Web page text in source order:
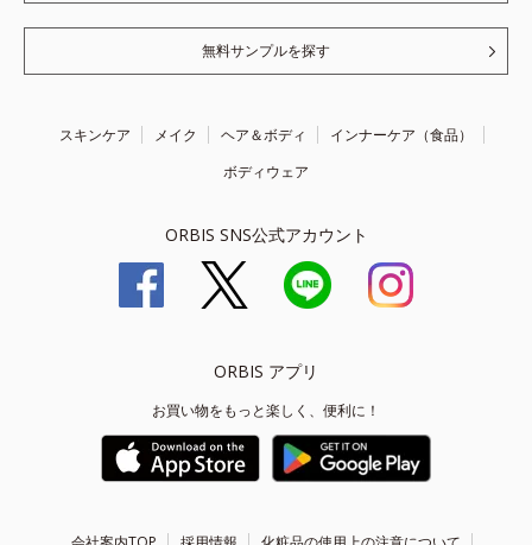
無料サンプルを探す
スキンケア メイク ヘア＆ボディ
インナーケア（食品）
ボディウェア
ORBIS SNS公式アカウント
ORBIS アプリ
お買い物をもっと楽しく、便利に！